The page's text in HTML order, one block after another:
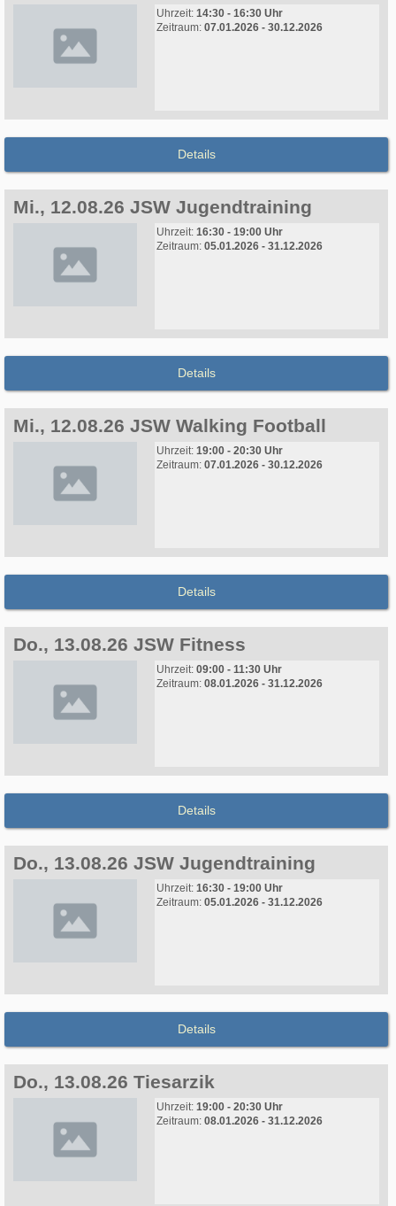
Uhrzeit: 14:30 - 16:30 Uhr
Zeitraum: 07.01.2026 - 30.12.2026
Details
Mi., 12.08.26 JSW Jugendtraining
Uhrzeit: 16:30 - 19:00 Uhr
Zeitraum: 05.01.2026 - 31.12.2026
Details
Mi., 12.08.26 JSW Walking Football
Uhrzeit: 19:00 - 20:30 Uhr
Zeitraum: 07.01.2026 - 30.12.2026
Details
Do., 13.08.26 JSW Fitness
Uhrzeit: 09:00 - 11:30 Uhr
Zeitraum: 08.01.2026 - 31.12.2026
Details
Do., 13.08.26 JSW Jugendtraining
Uhrzeit: 16:30 - 19:00 Uhr
Zeitraum: 05.01.2026 - 31.12.2026
Details
Do., 13.08.26 Tiesarzik
Uhrzeit: 19:00 - 20:30 Uhr
Zeitraum: 08.01.2026 - 31.12.2026